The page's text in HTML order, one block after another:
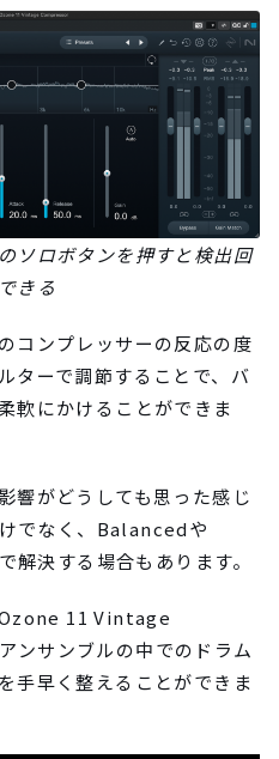
ソロボタンを押すと検出回
きる
コンプレッサーの反応の度
ターで調節することで、バ
軟にかけることができま
響がどうしても思った感じ
でなく、Balancedや
決する場合もあります。
11 Vintage
ンサンブルの中でのドラム
手早く整えることができま